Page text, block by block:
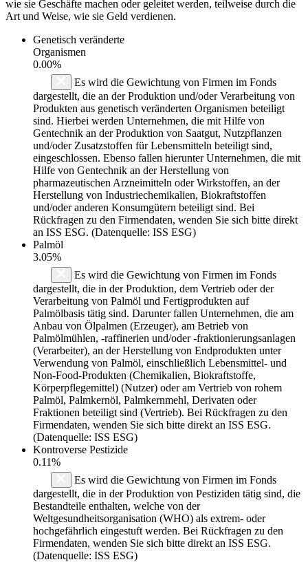
wie sie Geschäfte machen oder geleitet werden, teilweise durch die
Art und Weise, wie sie Geld verdienen.
Genetisch veränderte
Organismen
0.00%
Es wird die Gewichtung von Firmen im Fonds
dargestellt, die an der Produktion und/oder Verarbeitung von
Produkten aus genetisch veränderten Organismen beteiligt
sind. Hierbei werden Unternehmen, die mit Hilfe von
Gentechnik an der Produktion von Saatgut, Nutzpflanzen
und/oder Zusatzstoffen für Lebensmitteln beteiligt sind,
eingeschlossen. Ebenso fallen hierunter Unternehmen, die mit
Hilfe von Gentechnik an der Herstellung von
pharmazeutischen Arzneimitteln oder Wirkstoffen, an der
Herstellung von Industriechemikalien, Biokraftstoffen
und/oder anderen Konsumgütern beteiligt sind. Bei
Rückfragen zu den Firmendaten, wenden Sie sich bitte direkt
an ISS ESG. (Datenquelle: ISS ESG)
Palmöl
3.05%
Es wird die Gewichtung von Firmen im Fonds
dargestellt, die in der Produktion, dem Vertrieb oder der
Verarbeitung von Palmöl und Fertigprodukten auf
Palmölbasis tätig sind. Darunter fallen Unternehmen, die am
Anbau von Ölpalmen (Erzeuger), am Betrieb von
Palmölmühlen, -raffinerien und/oder -fraktionierungsanlagen
(Verarbeiter), an der Herstellung von Endprodukten unter
Verwendung von Palmöl, einschließlich Lebensmittel- und
Non-Food-Produkten (Chemikalien, Biokraftstoffe,
Körperpflegemittel) (Nutzer) oder am Vertrieb von rohem
Palmöl, Palmkernöl, Palmkernmehl, Derivaten oder
Fraktionen beteiligt sind (Vertrieb). Bei Rückfragen zu den
Firmendaten, wenden Sie sich bitte direkt an ISS ESG.
(Datenquelle: ISS ESG)
Kontroverse Pestizide
0.11%
Es wird die Gewichtung von Firmen im Fonds
dargestellt, die in der Produktion von Pestiziden tätig sind, die
Bestandteile enthalten, welche von der
Weltgesundheitsorganisation (WHO) als extrem- oder
hochgefährlich eingestuft werden. Bei Rückfragen zu den
Firmendaten, wenden Sie sich bitte direkt an ISS ESG.
(Datenquelle: ISS ESG)